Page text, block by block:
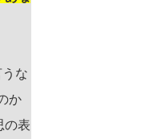
な
か
の表